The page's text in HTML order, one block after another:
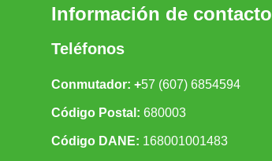
Información de contacto
Teléfonos
Conmutador: +57 (607) 6854594
Código Postal: 680003
Código DANE: 168001001483